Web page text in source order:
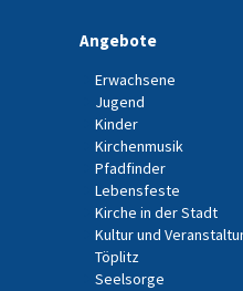
Angebote
Erwachsene
Jugend
Kinder
Kirchenmusik
Pfadfinder
Lebensfeste
Kirche in der Stadt
Kultur und
Töplitz
Seelsorge